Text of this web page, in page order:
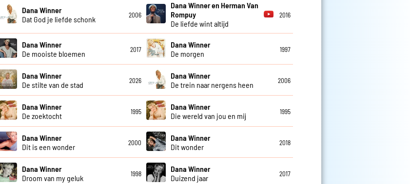
Dana Winner
Dat God je liefde schonk
2006
Dana Winner en Herman Van
Rompuy
De liefde wint altijd
2016
Dana Winner
De mooiste bloemen
2017
Dana Winner
De morgen
1997
Dana Winner
De stilte van de stad
2026
Dana Winner
De trein naar nergens heen
2006
Dana Winner
De zoektocht
1995
Dana Winner
Die wereld van jou en mij
1995
Dana Winner
Dit is een wonder
2000
Dana Winner
Dit wonder
2018
Dana Winner
Droom van my geluk
1998
Dana Winner
Duizend jaar
2017